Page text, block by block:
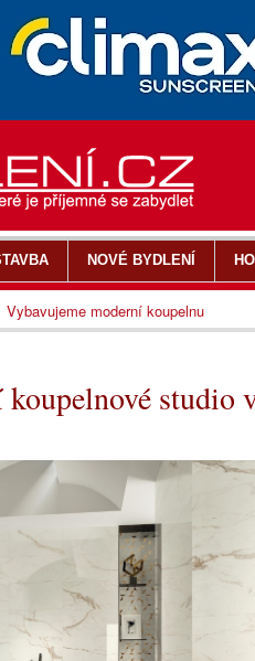
studio
NOVÉ BYDLENÍ
Vybavujeme moderní koupelnu